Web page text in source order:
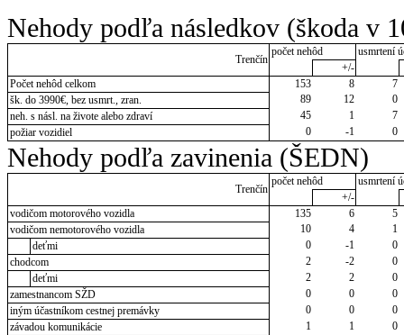
Nehody podľa následkov (škoda v
Trenčín
počet nehôd
usmrtení
+/-
Počet nehôd celkom
153 8
7
šk. do 3990€, bez usmrt., zran.
89 12
0
neh. s násl. na živote alebo zdraví
45 1
7
požiar vozidiel
0 -1 0
Nehody podľa zavinenia (ŠEDN)
Trenčín
počet nehôd
usmrtení
+/-
vodičom motorového vozidla
135 6
5
vodičom nemotorového vozidla
10 4
1
deťmi
0 -1
0
chodcom
2 -2
0
deťmi
2 2
0
zamestnancom SŽD
0 0
0
iným účastníkom cestnej premávky
0 0
0
závadou komunikácie
1 1
0